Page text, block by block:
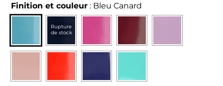
Finition et couleur : Bleu Canard
Rupture
de stock